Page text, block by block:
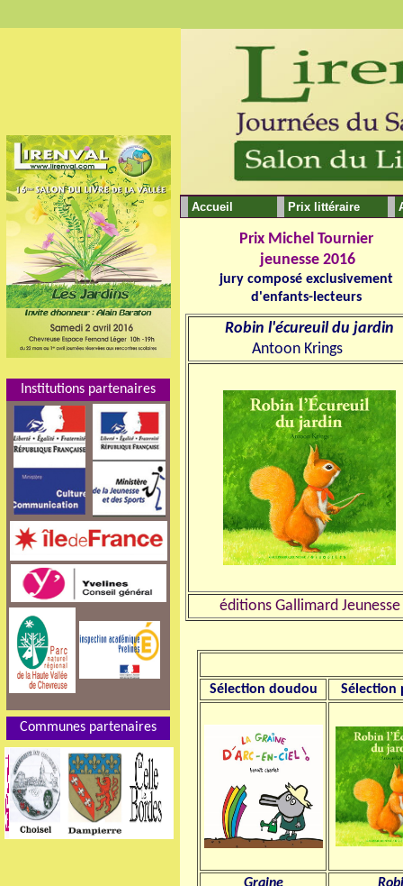
Robin l'écureuil du jardin
Antoon Krings
éditions Gallimard Jeunesse
Prix Michel Tournier
jeunesse 2016
jury composé exclusivement
d'enfants-lecteurs
Sélection doudou Sélection
Accueil Prix littéraire
Institutions partenaires
Communes partenaires